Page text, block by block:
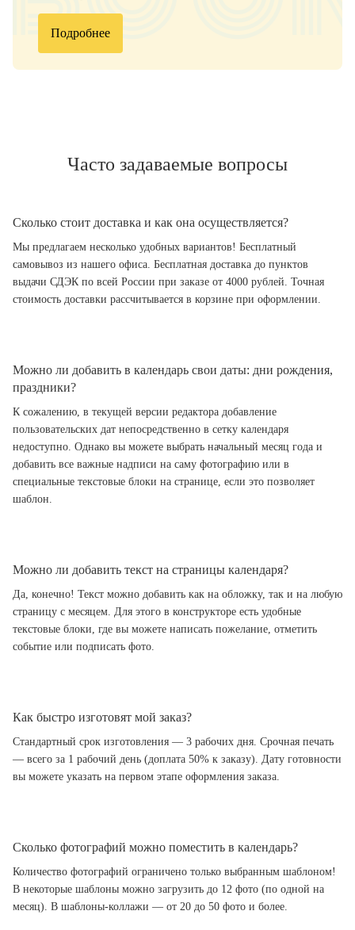
Подробнее
Часто задаваемые вопросы
Сколько стоит доставка и как она осуществляется?
Мы предлагаем несколько удобных вариантов! Бесплатный
самовывоз из нашего офиса. Бесплатная доставка до пунктов
выдачи СДЭК по всей России при заказе от 4000 рублей. Точная
стоимость доставки рассчитывается в корзине при оформлении.
Можно ли добавить в календарь свои даты: дни рождения,
праздники?
К сожалению, в текущей версии редактора добавление
пользовательских дат непосредственно в сетку календаря
недоступно. Однако вы можете выбрать начальный месяц года и
добавить все важные надписи на саму фотографию или в
специальные текстовые блоки на странице, если это позволяет
шаблон.
Можно ли добавить текст на страницы календаря?
Да, конечно! Текст можно добавить как на обложку, так и на любую
страницу с месяцем. Для этого в конструкторе есть удобные
текстовые блоки, где вы можете написать пожелание, отметить
событие или подписать фото.
Как быстро изготовят мой заказ?
Стандартный срок изготовления — 3 рабочих дня. Срочная печать
— всего за 1 рабочий день (доплата 50% к заказу). Дату готовности
вы можете указать на первом этапе оформления заказа.
Сколько фотографий можно поместить в календарь?
Количество фотографий ограничено только выбранным шаблоном!
В некоторые шаблоны можно загрузить до 12 фото (по одной на
месяц). В шаблоны-коллажи — от 20 до 50 фото и более.